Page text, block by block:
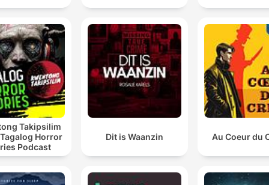
Takipsilim
Horror
Podcast
Dit is Waanzin Au Coeur du